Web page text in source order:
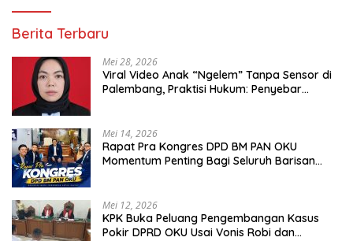
Berita Terbaru
Mei 28, 2026
Viral Video Anak “Ngelem” Tanpa Sensor di
Palembang, Praktisi Hukum: Penyebar
Mei 14, 2026
Rapat Pra Kongres DPD BM PAN OKU
Momentum Penting Bagi Seluruh Barisan
Mei 12, 2026
KPK Buka Peluang Pengembangan Kasus
Pokir DPRD OKU Usai Vonis Robi dan